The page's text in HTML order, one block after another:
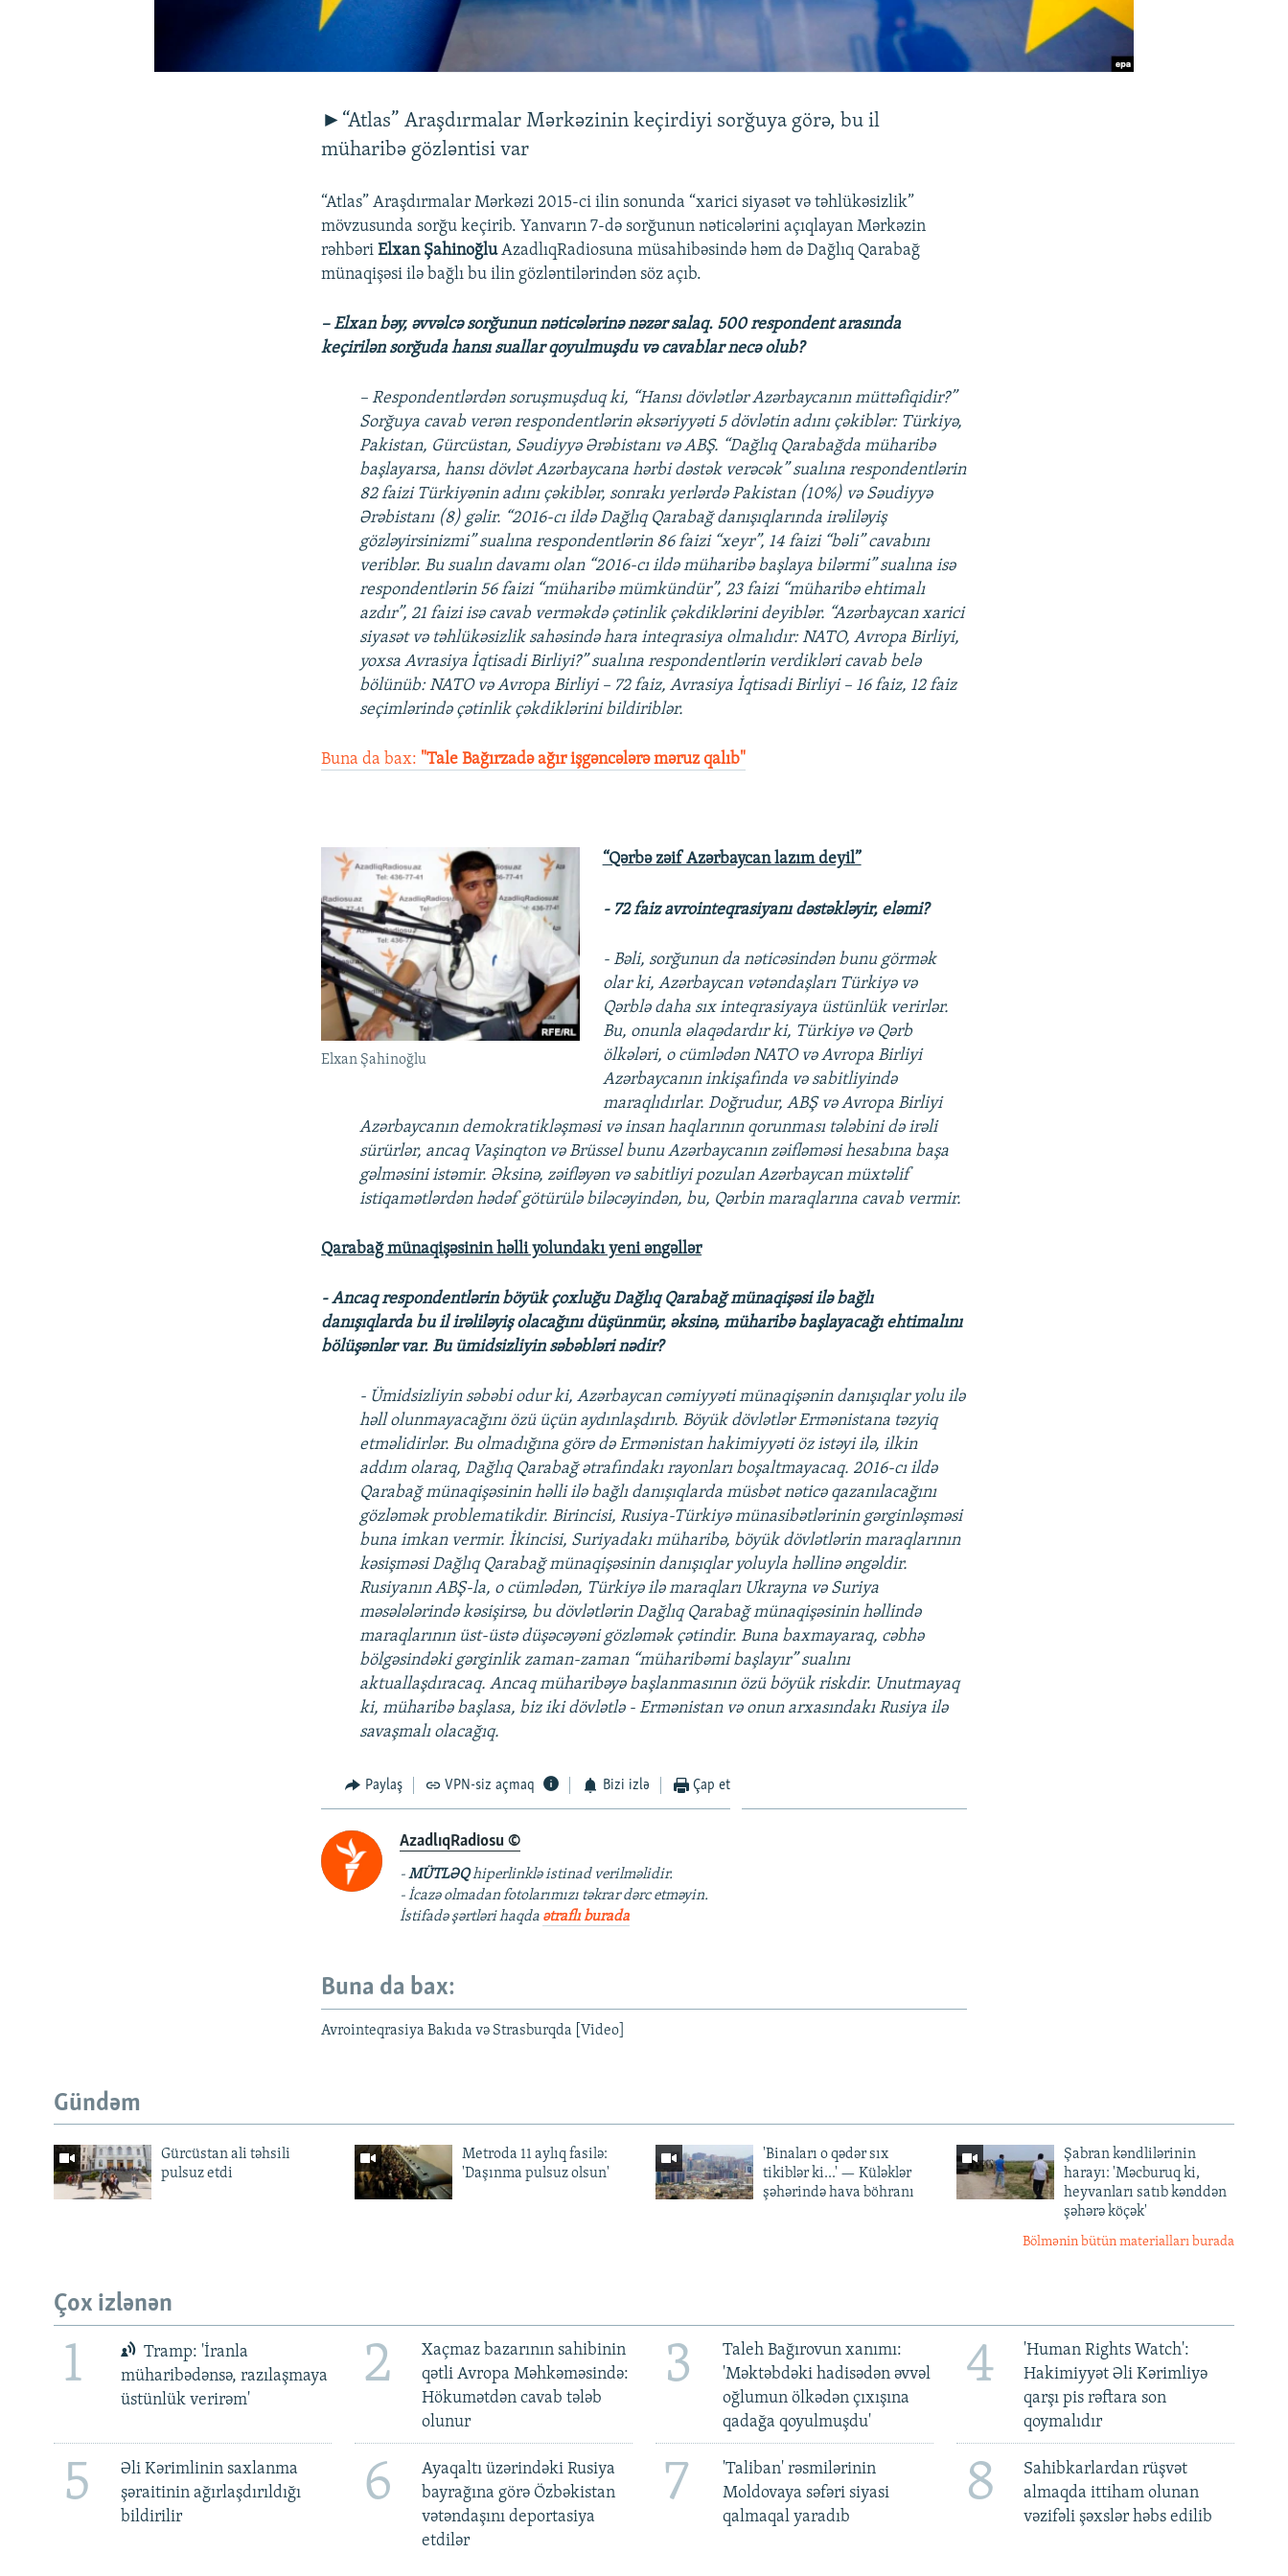
►“Atlas” Araşdırmalar Mərkəzinin keçirdiyi sorğuya görə, bu il
müharibə gözləntisi var
“Atlas” Araşdırmalar Mərkəzi 2015-ci ilin sonunda “xarici siyasət və təhlükəsizlik”
mövzusunda sorğu keçirib. Yanvarın 7-də sorğunun nəticələrini açıqlayan Mərkəzin
rəhbəriElxan ŞahinoğluAzadlıqRadiosuna müsahibəsində həm də Dağlıq Qarabağ
münaqişəsi ilə bağlı bu ilin gözləntilərindən söz açıb.
– Elxan bəy, əvvəlcə sorğunun nəticələrinə nəzər salaq. 500 respondent arasında
keçirilən sorğuda hansı suallar qoyulmuşdu və cavablar necə olub?
– Respondentlərdən soruşmuşduq ki, “Hansı dövlətlər Azərbaycanın müttəfiqidir?”
Sorğuya cavab verən respondentlərin əksəriyyəti 5 dövlətin adını çəkiblər: Türkiyə,
Pakistan, Gürcüstan, Səudiyyə Ərəbistanı və ABŞ. “Dağlıq Qarabağda müharibə
başlayarsa, hansı dövlət Azərbaycana hərbi dəstək verəcək” sualına respondentlərin
82 faizi Türkiyənin adını çəkiblər, sonrakı yerlərdə Pakistan (10%) və Səudiyyə
Ərəbistanı (8) gəlir. “2016-cı ildə Dağlıq Qarabağ danışıqlarında irəliləyiş
gözləyirsinizmi” sualına respondentlərin 86 faizi “xeyr”, 14 faizi “bəli” cavabını
veriblər. Bu sualın davamı olan “2016-cı ildə müharibə başlaya bilərmi” sualına isə
respondentlərin 56 faizi “müharibə mümkündür”, 23 faizi “müharibə ehtimalı
azdır”, 21 faizi isə cavab verməkdə çətinlik çəkdiklərini deyiblər. “Azərbaycan xarici
siyasət və təhlükəsizlik sahəsində hara inteqrasiya olmalıdır: NATO, Avropa Birliyi,
yoxsa Avrasiya İqtisadi Birliyi?” sualına respondentlərin verdikləri cavab belə
bölünüb: NATO və Avropa Birliyi – 72 faiz, Avrasiya İqtisadi Birliyi – 16 faiz, 12 faiz
seçimlərində çətinlik çəkdiklərini bildiriblər.
Buna da bax: "Tale Bağırzadə ağır işgəncələrə məruz qalıb"
Elxan Şahinoğlu
“Qərbə zəif Azərbaycan lazım deyil”
- 72 faiz avrointeqrasiyanı dəstəkləyir, eləmi?
- Bəli, sorğunun da nəticəsindən bunu görmək
olar ki, Azərbaycan vətəndaşları Türkiyə və
Qərblə daha sıx inteqrasiyaya üstünlük verirlər.
Bu, onunla əlaqədardır ki, Türkiyə və Qərb
ölkələri, o cümlədən NATO və Avropa Birliyi
Azərbaycanın inkişafında və sabitliyində
maraqlıdırlar. Doğrudur, ABŞ və Avropa Birliyi
Azərbaycanın demokratikləşməsi və insan haqlarının qorunması tələbini də irəli
sürürlər, ancaq Vaşinqton və Brüssel bunu Azərbaycanın zəifləməsi hesabına başa
gəlməsini istəmir. Əksinə, zəifləyən və sabitliyi pozulan Azərbaycan müxtəlif
istiqamətlərdən hədəf götürülə biləcəyindən, bu, Qərbin maraqlarına cavab vermir.
Qarabağ münaqişəsinin həlli yolundakı yeni əngəllər
- Ancaq respondentlərin böyük çoxluğu Dağlıq Qarabağ münaqişəsi ilə bağlı
danışıqlarda bu il irəliləyiş olacağını düşünmür, əksinə, müharibə başlayacağı ehtimalını
bölüşənlər var. Bu ümidsizliyin səbəbləri nədir?
- Ümidsizliyin səbəbi odur ki, Azərbaycan cəmiyyəti münaqişənin danışıqlar yolu ilə
həll olunmayacağını özü üçün aydınlaşdırıb. Böyük dövlətlər Ermənistana təzyiq
etməlidirlər. Bu olmadığına görə də Ermənistan hakimiyyəti öz istəyi ilə, ilkin
addım olaraq, Dağlıq Qarabağ ətrafındakı rayonları boşaltmayacaq. 2016-cı ildə
Qarabağ münaqişəsinin həlli ilə bağlı danışıqlarda müsbət nəticə qazanılacağını
gözləmək problematikdir. Birincisi, Rusiya-Türkiyə münasibətlərinin gərginləşməsi
buna imkan vermir. İkincisi, Suriyadakı müharibə, böyük dövlətlərin maraqlarının
kəsişməsi Dağlıq Qarabağ münaqişəsinin danışıqlar yoluyla həllinə əngəldir.
Rusiyanın ABŞ-la, o cümlədən, Türkiyə ilə maraqları Ukrayna və Suriya
məsələlərində kəsişirsə, bu dövlətlərin Dağlıq Qarabağ münaqişəsinin həllində
maraqlarının üst-üstə düşəcəyəni gözləmək çətindir. Buna baxmayaraq, cəbhə
bölgəsindəki gərginlik zaman-zaman “müharibəmi başlayır” sualını
aktuallaşdıracaq. Ancaq müharibəyə başlanmasının özü böyük riskdir. Unutmayaq
ki, müharibə başlasa, biz iki dövlətlə - Ermənistan və onun arxasındakı Rusiya ilə
savaşmalı olacağıq.
Paylaş VPN-siz açmaq Bizi izlə Çap et
AzadlıqRadiosu ©
-MÜTLƏQhiperlinklə istinad verilməlidir.
- İcazə olmadan fotolarımızı təkrar dərc etməyin.
İstifadə şərtləri haqda ətraflı burada
Buna da bax:
Avrointeqrasiya Bakıda və Strasburqda [Video]
Gündəm
Gürcüstan ali təhsili
pulsuz etdi
Metroda 11 aylıq fasilə:
'Daşınma pulsuz olsun'
'Binaları o qədər sıx
tikiblər ki...' — Küləklər
şəhərində hava böhranı
Şabran kəndlilərinin
harayı: 'Məcburuq ki,
heyvanları satıb kənddən
şəhərə köçək'
Bölmənin bütün materialları burada
Çox izlənən
1
Tramp: 'İranla
müharibədənsə, razılaşmaya
üstünlük verirəm'
2
Xaçmaz bazarının sahibinin
qətli Avropa Məhkəməsində:
Hökumətdən cavab tələb
olunur
3
Taleh Bağırovun xanımı:
'Məktəbdəki hadisədən əvvəl
oğlumun ölkədən çıxışına
qadağa qoyulmuşdu'
4
'Human Rights Watch':
Hakimiyyət Əli Kərimliyə
qarşı pis rəftara son
qoymalıdır
5
Əli Kərimlinin saxlanma
şəraitinin ağırlaşdırıldığı
bildirilir
6
Ayaqaltı üzərindəki Rusiya
bayrağına görə Özbəkistan
vətəndaşını deportasiya
etdilər
7
'Taliban' rəsmilərinin
Moldovaya səfəri siyasi
qalmaqal yaradıb
8
Sahibkarlardan rüşvət
almaqda ittiham olunan
vəzifəli şəxslər həbs edilib